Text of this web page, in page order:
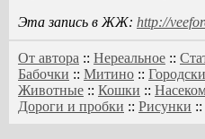
Эта запись в ЖЖ: http://
От автора :: Нереальное ::
Бабочки :: Митино ::
Животные :: Кошки ::
Дороги и пробки :: Рисунки ::